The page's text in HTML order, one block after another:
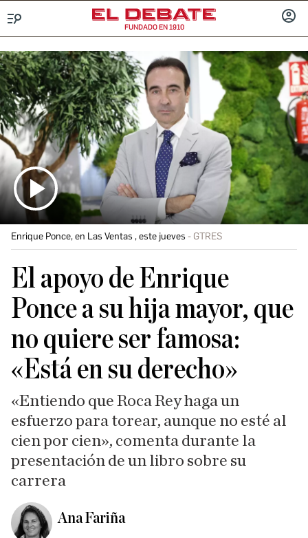
FUNDADO EN 1910
Enrique Ponce, en Las Ventas , este jueves GTRES
El apoyo de Enrique
Ponce a su hija mayor, que
no quiere ser famosa:
«Está en su derecho»
«Entiendo que Roca Rey haga un
esfuerzo para torear, aunque no esté al
cien por cien», comenta durante la
presentación de un libro sobre su
carrera
Ana Fariña